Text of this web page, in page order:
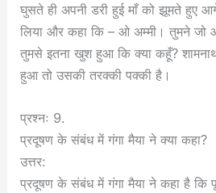
घुसते ही अपनी डरी हुई माँ को झूमते हुए
लिया और कहा कि – ओ अम्मी। तुमने जो
तुमसे इतना खुश हुआ कि क्या कहूँ?
हुआ तो उसकी तरक्की पक्की है।
प्रश्नः 9.
प्रदूषण के संबंध में गंगा मैया ने क्या कहा?
उत्तर:
प्रदूषण के संबंध में गंगा मैया ने कहा है कि